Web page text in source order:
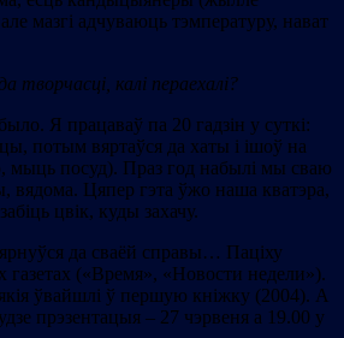
мазгі адчуваюць тэмпературу, нават
творчасці, калі пераехалі?
Я працаваў па 20 гадзін у суткі:
потым вяртаўся да хаты і ішоў на
мыць посуд). Праз год набылі мы сваю
вядома. Цяпер гэта ўжо наша кватэра,
цвік, куды захачу.
да сваёй справы… Паціху
газетах («Время», «Новости недели»).
ўвайшлі ў першую кніжку (2004). А
прэзентацыя – 27 чэрвеня а 19.00 у